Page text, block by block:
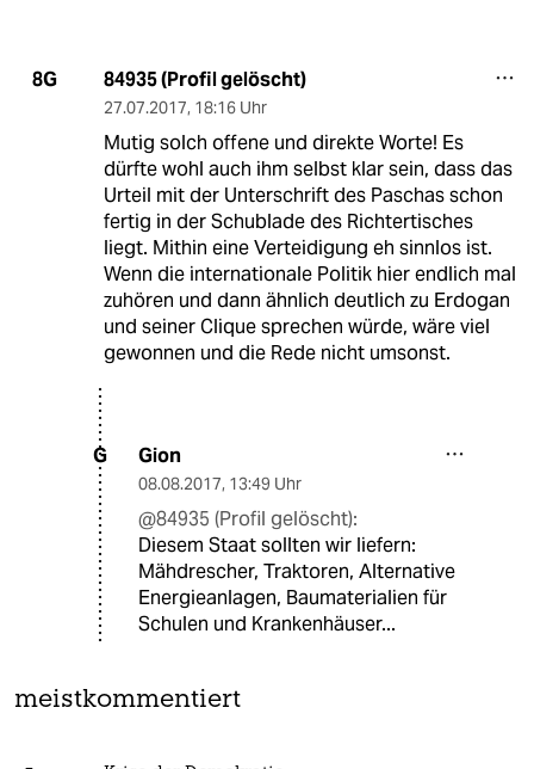
8G 84935 (Profil gelöscht)
27.07.2017, 18:16 Uhr
Mutig solch offene und direkte Worte! Es
dürfte wohl auch ihm selbst klar sein, dass das
Urteil mit der Unterschrift des Paschas schon
fertig in der Schublade des Richtertisches
liegt. Mithin eine Verteidigung eh sinnlos ist.
Wenn die internationale Politik hier endlich mal
zuhören und dann ähnlich deutlich zu Erdogan
und seiner Clique sprechen würde, wäre viel
gewonnen und die Rede nicht umsonst.
G Gion
08.08.2017, 13:49 Uhr
@84935 (Profil gelöscht):
Diesem Staat sollten wir liefern:
Mähdrescher, Traktoren, Alternative
Energieanlagen, Baumaterialien für
Schulen und Krankenhäuser...
meistkommentiert